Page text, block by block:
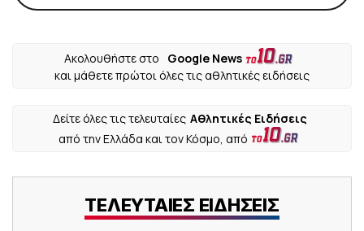
Ακολουθήστε στο
Google News
και μάθετε πρώτοι όλες τις αθλητικές ειδήσεις
Δείτε όλες τις τελευταίες Αθλητικές Ειδήσεις
από την Ελλάδα και τον Κόσμο, από
ΤΕΛΕΥΤΑΙΕΣ ΕΙΔΗΣΕΙΣ